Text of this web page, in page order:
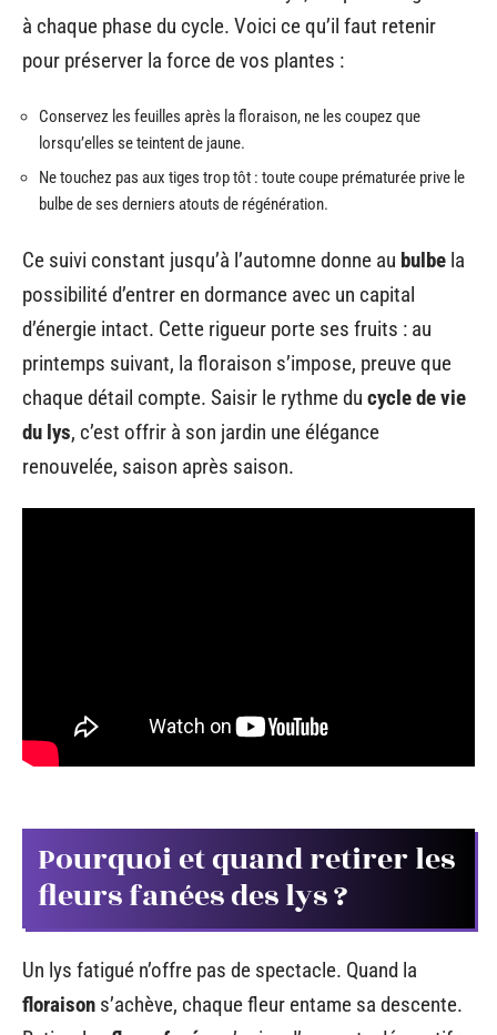
à chaque phase du cycle. Voici ce qu’il faut retenir
pour préserver la force de vos plantes :
Conservez les feuilles après la floraison, ne les coupez que
lorsqu’elles se teintent de jaune.
Ne touchez pas aux tiges trop tôt : toute coupe prématurée prive le
bulbe de ses derniers atouts de régénération.
Ce suivi constant jusqu’à l’automne donne au bulbe la
possibilité d’entrer en dormance avec un capital
d’énergie intact. Cette rigueur porte ses fruits : au
printemps suivant, la floraison s’impose, preuve que
chaque détail compte. Saisir le rythme du cycle de vie
du lys, c’est offrir à son jardin une élégance
renouvelée, saison après saison.
Pourquoi et quand retirer les
fleurs fanées des lys ?
Un lys fatigué n’offre pas de spectacle. Quand la
floraison s’achève, chaque fleur entame sa descente.